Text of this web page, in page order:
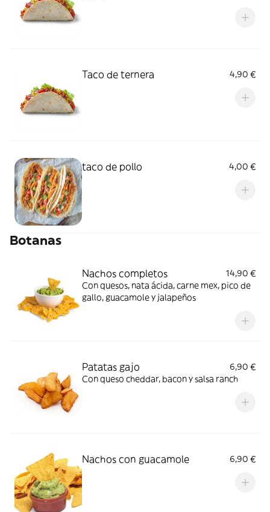
Taco de ternera 4,90 €
taco de pollo 4,00 €
Botanas
Nachos completos
14,90 €
Con quesos, nata ácida, carne mex, pico de
gallo, guacamole y jalapeños
Patatas gajo
6,90 €
Con queso cheddar, bacon y salsa ranch
Nachos con guacamole 6,90 €